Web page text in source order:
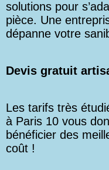
solutions pour
pièce. Une
dépanne votre
Devis gratuit
Les tarifs très
à Paris 10 vous
bénéficier des
coût !